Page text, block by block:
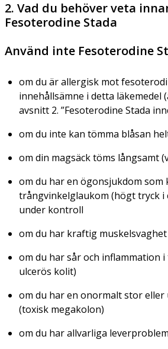
2. Vad du behöver veta
Fesoterodine Stada
Använd inte Fesoterodine
om du är allergisk mot
innehållsämne i detta läkemedel
avsnitt 2. ”Fesoterodine Stada
om du inte kan tömma blåsan
om din magsäck töms långsamt
om du har en ögonsjukdom som
trångvinkelglaukom (högt tryck i
under kontroll
om du har kraftig
om du har sår och inflammation
ulcerös kolit)
om du har en onormalt stor
(toxisk megakolon)
om du har allvarliga leverproblem